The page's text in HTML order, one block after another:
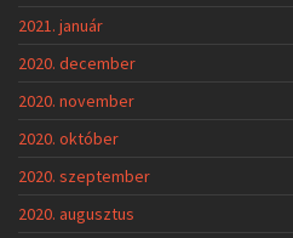
2021. január
2020. december
2020. november
2020. október
2020. szeptember
2020. augusztus